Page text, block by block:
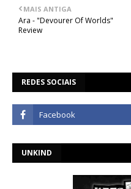
MAIS ANTIGA
Ara - "Devourer Of Worlds"
Review
REDES SOCIAIS
UNKIND